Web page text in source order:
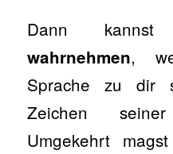
Dann
wahrnehmen,
Sprache zu dir
Zeichen
Umgekehrt